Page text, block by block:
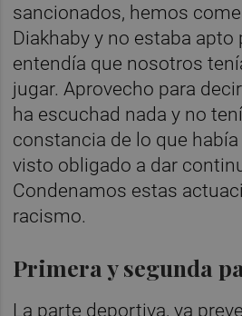
sancionados, hemos
Diakhaby y no estaba apto
entendía que nosotros
jugar. Aprovecho para
ha escuchad nada y no
constancia de lo que
visto obligado a dar
Condenamos estas
racismo.
Primera y segunda
La parte deportiva, ya